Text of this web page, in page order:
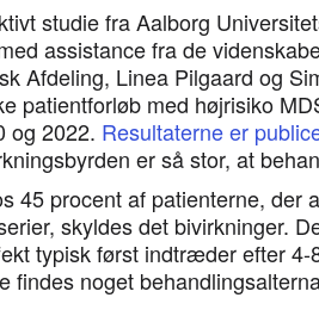
studie fra Aalborg
assistance fra de
Afdeling, Linea Pilgaard og
patientforløb med højrisiko
og 2022. Resultaterne er
er så stor, at
45 procent af patienterne, der
skyldes det bivirkninger.
typisk først indtræder efter 4-
findes noget